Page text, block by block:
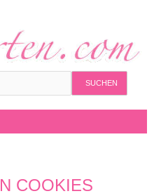
SUCHEN
COOKIES